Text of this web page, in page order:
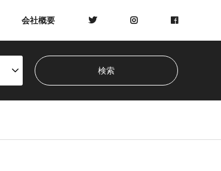
会社概要